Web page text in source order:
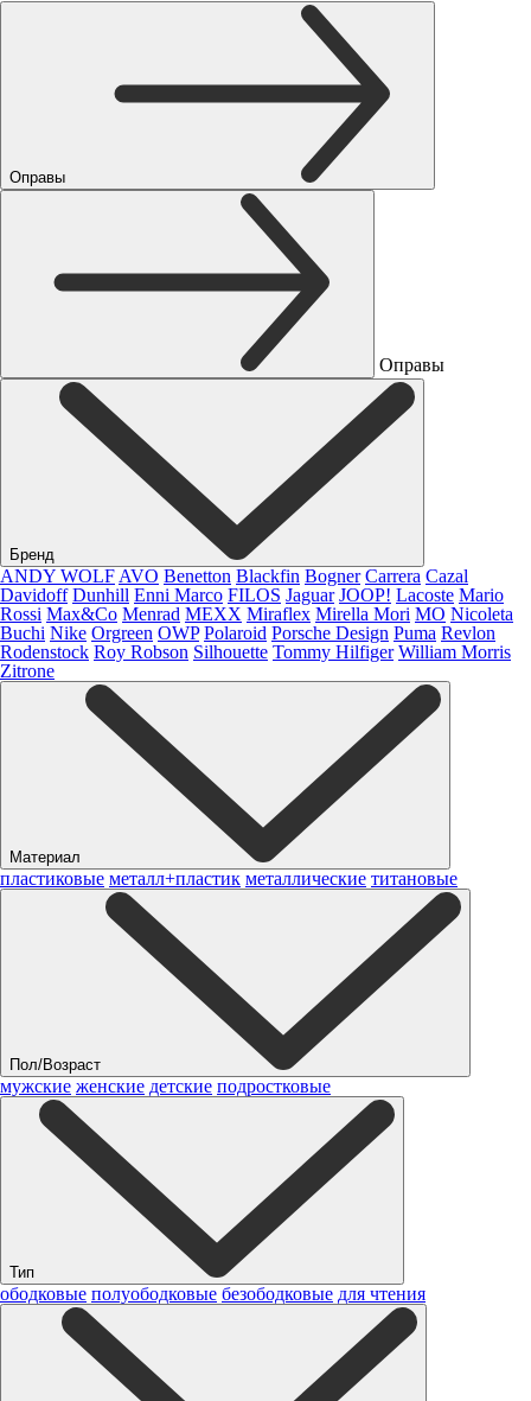
Оправы
Оправы
Бренд
ANDY WOLF AVO Benetton Blackfin Bogner Carrera Cazal
Davidoff Dunhill Enni Marco FILOS Jaguar JOOP! Lacoste Mario
Rossi Max&Co Menrad MEXX Miraflex Mirella Mori MO Nicoleta
Buchi Nike Orgreen OWP Polaroid Porsche Design Puma Revlon
Rodenstock Roy Robson Silhouette Tommy Hilfiger William Morris
Zitrone
Материал
пластиковые металл+пластик металлические титановые
Пол/Возраст
мужские женские детские подростковые
Тип
ободковые полуободковые безободковые для чтения